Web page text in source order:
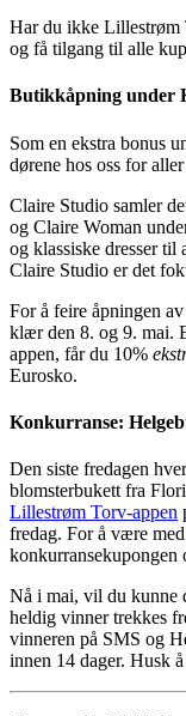
Har du ikke Lillestrøm
og få tilgang til alle
Butikkåpning under
Som en ekstra bonus
dørene hos oss for
Claire Studio samler
og Claire Woman
og klassiske dresser til
Claire Studio er det
For å feire åpningen
klær den 8. og 9. mai.
appen, får du 10%
Eurosko.
Konkurranse:
Den siste fredagen
blomsterbukett fra
Lillestrøm Torv-appen
fredag. For å være
Nå i mai, vil du kunne
heldig vinner trekkes
vinneren på SMS og
innen 14 dager. Husk